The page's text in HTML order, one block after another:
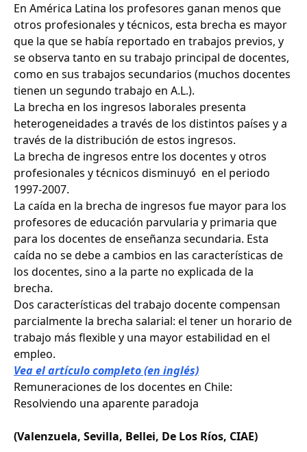
En América Latina los profesores ganan menos que
otros profesionales y técnicos, esta brecha es mayor
que la que se había reportado en trabajos previos, y
se observa tanto en su trabajo principal de docentes,
como en sus trabajos secundarios (muchos docentes
tienen un segundo trabajo en A.L.).
La brecha en los ingresos laborales presenta
heterogeneidades a través de los distintos países y a
través de la distribución de estos ingresos.
La brecha de ingresos entre los docentes y otros
profesionales y técnicos disminuyó en el periodo
1997-2007.
La caída en la brecha de ingresos fue mayor para los
profesores de educación parvularia y primaria que
para los docentes de enseñanza secundaria. Esta
caída no se debe a cambios en las características de
los docentes, sino a la parte no explicada de la
brecha.
Dos características del trabajo docente compensan
parcialmente la brecha salarial: el tener un horario de
trabajo más flexible y una mayor estabilidad en el
empleo.
Vea el artículo completo (en inglés)
Remuneraciones de los docentes en Chile:
Resolviendo una aparente paradoja
(Valenzuela, Sevilla, Bellei, De Los Ríos, CIAE)